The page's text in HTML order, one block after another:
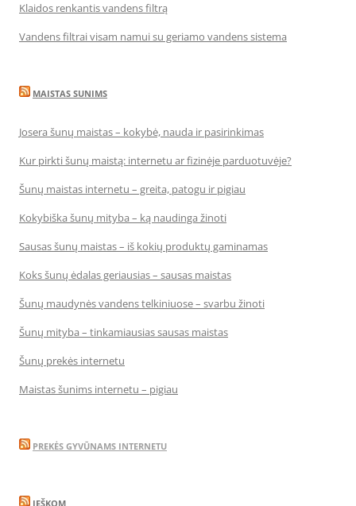
Klaidos renkantis vandens filtrą
Vandens filtrai visam namui su geriamo vandens sistema
MAISTAS SUNIMS
Josera šunų maistas – kokybė, nauda ir pasirinkimas
Kur pirkti šunų maistą: internetu ar fizinėje parduotuvėje?
Šunų maistas internetu – greita, patogu ir pigiau
Kokybiška šunų mityba – ką naudinga žinoti
Sausas šunų maistas – iš kokių produktų gaminamas
Koks šunų ėdalas geriausias – sausas maistas
Šunų maudynės vandens telkiniuose – svarbu žinoti
Šunų mityba – tinkamiausias sausas maistas
Šunų prekės internetu
Maistas šunims internetu – pigiau
PREKĖS GYVŪNAMS INTERNETU
IEŠKOM